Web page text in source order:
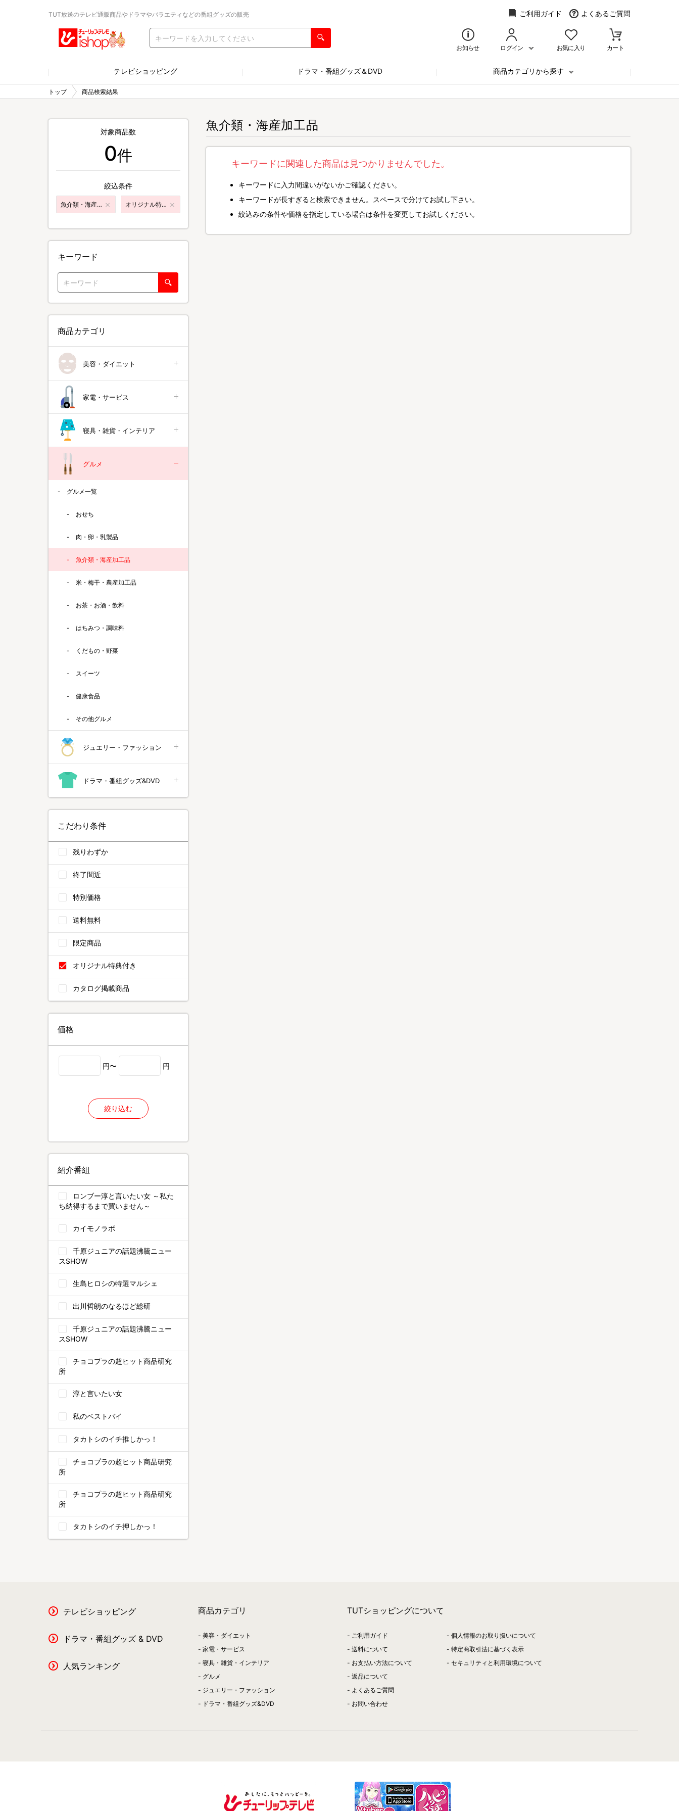
TUT放送のテレビ通販商品やドラマやバラエティなどの番組グッズの販売 ご利用ガイド よくあるご質問
お知らせ ログイン お気に入り カート
テレビショッピング ドラマ・番組グッズ＆DVD 商品カテゴリから探す
トップ 商品検索結果
魚介類・海産加工品
キーワードに関連した商品は見つかりませんでした。
キーワードに入力間違いがないかご確認ください。
キーワードが長すぎると検索できません。スペースで分けてお試し下さい。
絞込みの条件や価格を指定している場合は条件を変更してお試しください。
対象商品数
0件
絞込条件
魚介類・海産加工品 オリジナル特典付き
キーワード
商品カテゴリ
美容・ダイエット
家電・サービス
寝具・雑貨・インテリア
グルメ
グルメ一覧
おせち
肉・卵・乳製品
魚介類・海産加工品
米・梅干・農産加工品
お茶・お酒・飲料
はちみつ・調味料
くだもの・野菜
スイーツ
健康食品
その他グルメ
ジュエリー・ファッション
ドラマ・番組グッズ&DVD
こだわり条件
残りわずか
終了間近
特別価格
送料無料
限定商品
オリジナル特典付き
カタログ掲載商品
価格
円〜 円
絞り込む
紹介番組
ロンブー淳と言いたい女 ～私た
ち納得するまで買いません～
カイモノラボ
千原ジュニアの話題沸騰ニュー
スSHOW
生島ヒロシの特選マルシェ
出川哲朗のなるほど総研
千原ジュニアの話題沸騰ニュー
スSHOW
チョコプラの超ヒット商品研究
所
淳と言いたい女
私のベストバイ
タカトシのイチ推しかっ！
チョコプラの超ヒット商品研究
所
チョコプラの超ヒット商品研究
所
タカトシのイチ押しかっ！
テレビショッピング
ドラマ・番組グッズ & DVD
人気ランキング
商品カテゴリ
美容・ダイエット
家電・サービス
寝具・雑貨・インテリア
グルメ
ジュエリー・ファッション
ドラマ・番組グッズ&DVD
TUTショッピングについて
ご利用ガイド
送料について
お支払い方法について
返品について
よくあるご質問
お問い合わせ
個人情報のお取り扱いについて
特定商取引法に基づく表示
セキュリティと利用環境について